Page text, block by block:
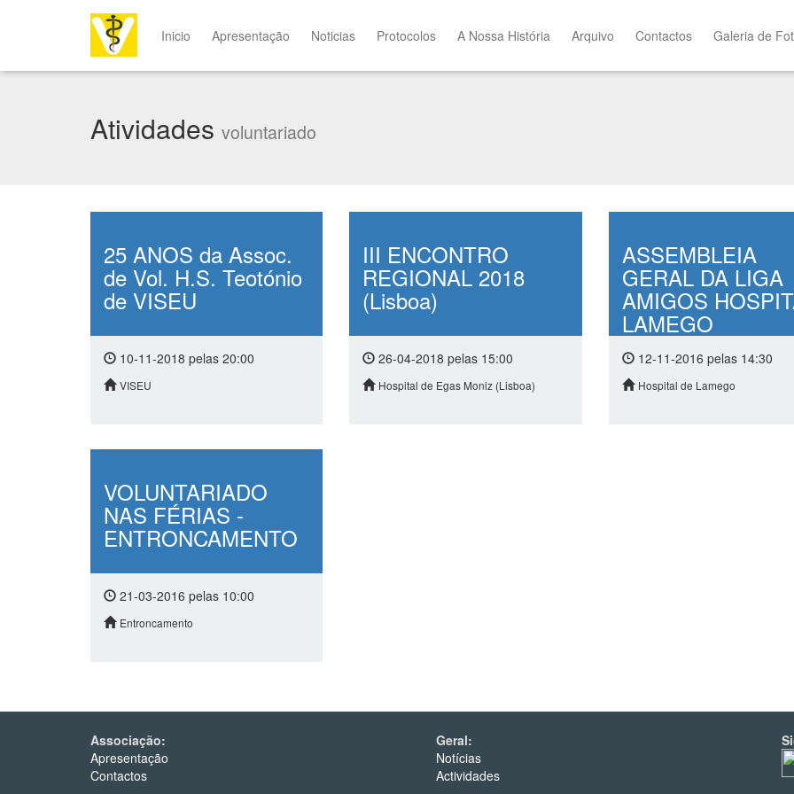
Inicio Apresentação Noticias Protocolos A Nossa História Arquivo Contactos Galeria de
Atividades voluntariado
25 ANOS da Assoc.
de Vol. H.S. Teotónio
de VISEU
10-11-2018 pelas 20:00
VISEU
III ENCONTRO
REGIONAL 2018
(Lisboa)
26-04-2018 pelas 15:00
Hospital de Egas Moniz (Lisboa)
ASSEMBLEIA
GERAL DA LIGA
AMIGOS
LAMEGO
12-11-2016 pelas 14:30
Hospital de Lamego
VOLUNTARIADO
NAS FÉRIAS -
ENTRONCAMENTO
21-03-2016 pelas 10:00
Entroncamento
Associação:
Apresentação
Contactos
Geral:
Notícias
Actividades